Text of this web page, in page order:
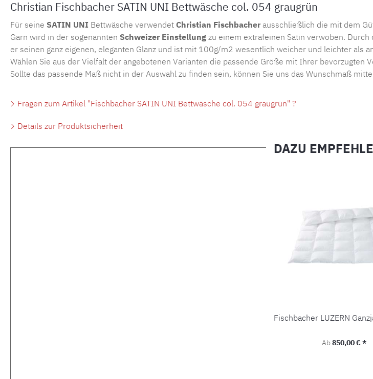
Christian Fischbacher SATIN UNI Bettwäsche col. 054 graugrün
Für seine SATIN UNI Bettwäsche verwendet Christian Fischbacher ausschließlich die mit dem
Garn wird in der sogenannten Schweizer Einstellung zu einem extrafeinen Satin verwoben.
er seinen ganz eigenen, eleganten Glanz und ist mit 100g/m2 wesentlich weicher und leichter als
Wählen Sie aus der Vielfalt der angebotenen Varianten die passende Größe mit Ihrer bevorzugten
Sollte das passende Maß nicht in der Auswahl zu finden sein, können Sie uns das Wunschmaß
Fragen zum Artikel "Fischbacher SATIN UNI Bettwäsche col. 054 graugrün" ?
Details zur Produktsicherheit
DAZU
Fischbacher LUZERN
Regulärer Preis:
Ab850,00 € *